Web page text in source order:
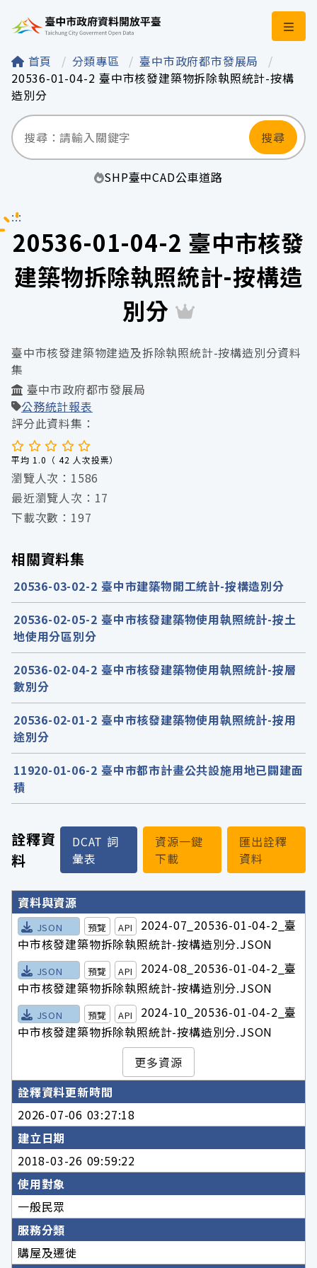
臺中市政府資料開
首頁 分類專區
臺中市政府都市發展局
20536-01-04-2 臺中市核發建築物拆除執照統計-按構
造別分
搜尋
SHP臺中CAD公車道路
:::
20536-01-04-2 臺中市核發
建築物拆除執照統計-按構造
別分
詮釋資
料
DCAT 詞
彙表
資源一鍵
下載
匯出詮釋
資料
詮釋資料詳細內容
資料與資源
JSON 預覽 API
2024-07_20536-01-04-2_臺
中市核發建築物拆除執照統計-按構造別分.JSON
JSON 預覽 API
2024-08_20536-01-04-2_臺
中市核發建築物拆除執照統計-按構造別分.JSON
JSON 預覽 API
2024-10_20536-01-04-2_臺
中市核發建築物拆除執照統計-按構造別分.JSON
更多資源
詮釋資料更新時間
2026-07-06 03:27:18
建立日期
2018-03-26 09:59:22
使用對象
一般民眾
服務分類
購屋及遷徙
臺中市核發建築物建造及拆除執照統計-按構造別分資料
集
臺中市政府都市發展局
公務統計報表
評分此資料集：
平均 1.0（ 42 人次投票）
瀏覽人次：1586
最近瀏覽人次：17
下載次數：197
相關資料集
20536-03-02-2 臺中市建築物開工統計-按構造別分
20536-02-05-2 臺中市核發建築物使用執照統計-按土
地使用分區別分
20536-02-04-2 臺中市核發建築物使用執照統計-按層
數別分
20536-02-01-2 臺中市核發建築物使用執照統計-按用
途別分
11920-01-06-2 臺中市都市計畫公共設施用地已闢建面
積